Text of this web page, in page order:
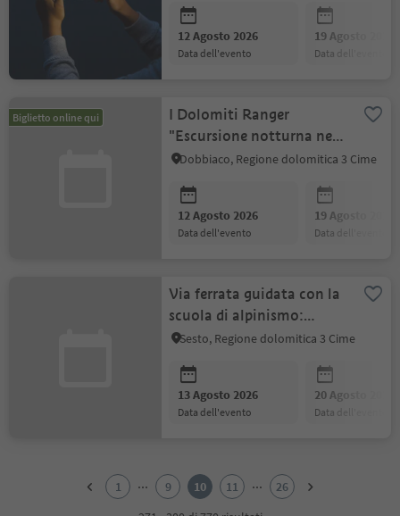
12 Agosto 2026
data dell'evento
19 Agosto 2026
data dell'evento
Biglietto online qui
I Dolomiti Ranger
"Escursione notturna nel
mondo magico della
Dobbiaco, Regione dolomitica 3 Cime
12 Agosto 2026
data dell'evento
19 Agosto 2026
data dell'evento
Via ferrata guidata con la
scuola di alpinismo:
strada degli alpini
Sesto, Regione dolomitica 3 Cime
13 Agosto 2026
data dell'evento
20 Agosto 2026
data dell'evento
1 ... 9 10 11 ...
26